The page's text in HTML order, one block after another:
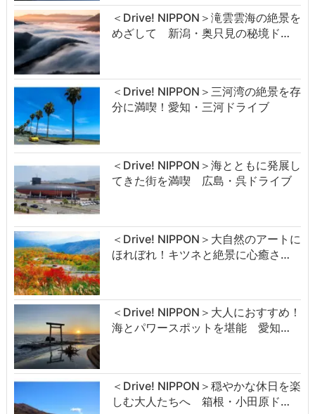
＜Drive! NIPPON＞滝雲雲海の絶景を
めざして 新潟・奥只見の秘境ド…
＜Drive! NIPPON＞三河湾の絶景を存
分に満喫！愛知・三河ドライブ
＜Drive! NIPPON＞海とともに発展し
てきた街を満喫 広島・呉ドライブ
＜Drive! NIPPON＞大自然のアートに
ほれぼれ！キツネと絶景に心癒さ…
＜Drive! NIPPON＞大人におすすめ！
海とパワースポットを堪能 愛知…
＜Drive! NIPPON＞穏やかな休日を楽
しむ大人たちへ 箱根・小田原ド…